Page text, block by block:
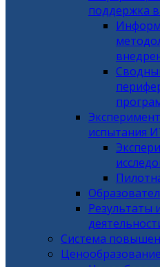
поддержка
испытания
Результаты
Система
Ценообразование